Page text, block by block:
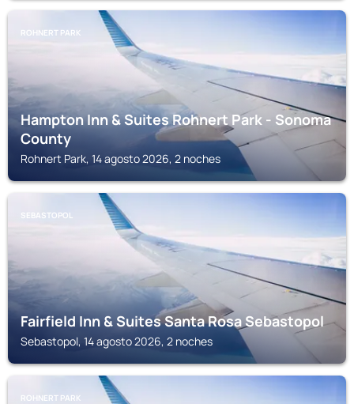
ROHNERT PARK
Hampton Inn & Suites Rohnert Park - Sonoma
County
Rohnert Park, 14 agosto 2026, 2 noches
SEBASTOPOL
Fairfield Inn & Suites Santa Rosa Sebastopol
Sebastopol, 14 agosto 2026, 2 noches
ROHNERT PARK